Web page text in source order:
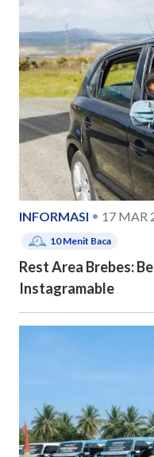
INFORMASI 17 MAR
10Menit Baca
Rest Area Brebes:
Instagramable